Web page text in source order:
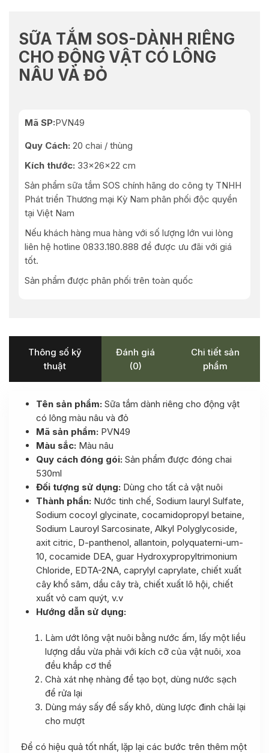
SỮA TẮM SOS-DÀNH RIÊNG
CHO ĐỘNG VẬT CÓ LÔNG
NÂU VÀ ĐỎ
Mã SP:PVN49
Quy Cách: 20 chai / thùng
Kích thước: 33x26x22 cm
Sản phẩm sữa tắm SOS chính hãng do công ty TNHH
Phát triển Thương mại Kỳ Nam phân phối độc quyền
tại Việt Nam
Nếu khách hàng mua hàng với số lượng lớn vui lòng
liên hệ hotline 0833.180.888 để được ưu đãi với giá
tốt.
Sản phẩm được phân phối trên toàn quốc
Thông số kỹ
thuật
Đánh giá
(0)
Chi tiết sản
phẩm
Tên sản phẩm: Sữa tắm dành riêng cho động vật
có lông màu nâu và đỏ
Mã sản phẩm: PVN49
Màu sắc: Màu nâu
Quy cách đóng gói: Sản phẩm được đóng chai
530ml
Đối tượng sử dụng: Dùng cho tất cả vật nuôi
Thành phần: Nước tinh chế, Sodium lauryl Sulfate,
Sodium cocoyl glycinate, cocamidopropyl betaine,
Sodium Lauroyl Sarcosinate, Alkyl Polyglycoside,
axit citric, D-panthenol, allantoin, polyquaterni-um-
10, cocamide DEA, guar Hydroxypropyltrimonium
Chloride, EDTA-2NA, caprylyl caprylate, chiết xuất
cây khổ sâm, dầu cây trà, chiết xuất lô hội, chiết
xuất vỏ cam quýt, v.v
Hướng dẫn sử dụng:
Làm ướt lông vật nuôi bằng nước ấm, lấy một liều
lượng dầu vừa phải với kích cỡ của vật nuôi, xoa
đều khắp cơ thể
Chà xát nhẹ nhàng để tạo bọt, dùng nước sạch
để rửa lại
Dùng máy sấy để sấy khô, dùng lược đinh chải lại
cho mượt
Để có hiệu quả tốt nhất, lặp lại các bước trên thêm một